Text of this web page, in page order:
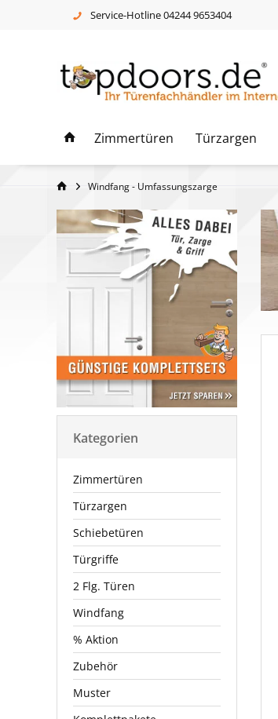
Service-Hotline 04244 9653404
Zimmertüren Türzargen
Windfang - Umfassungszarge
Kategorien
Zimmertüren
Türzargen
Schiebetüren
Türgriffe
2 Flg. Türen
Windfang
% Aktion
Zubehör
Muster